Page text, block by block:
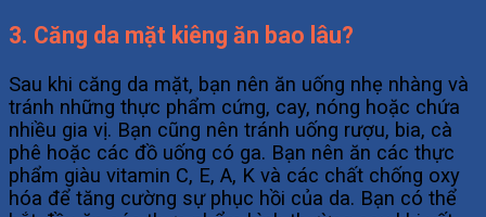
3. Căng da mặt kiêng ăn bao lâu?
Sau khi căng da mặt, bạn nên ăn uống nhẹ nhàng và
tránh những thực phẩm cứng, cay, nóng hoặc chứa
nhiều gia vị. Bạn cũng nên tránh uống rượu, bia, cà
phê hoặc các đồ uống có ga. Bạn nên ăn các thực
phẩm giàu vitamin C, E, A, K và các chất chống oxy
hóa để tăng cường sự phục hồi của da. Bạn có thể